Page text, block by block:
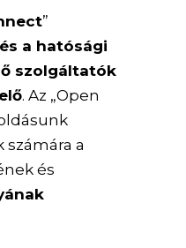
”
a hatósági
szolgáltatók
. Az „Open
számára a
és